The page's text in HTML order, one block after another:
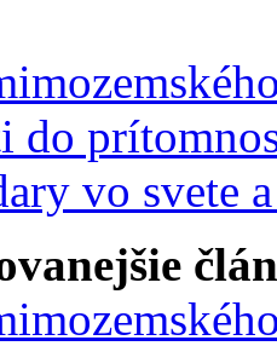
do
vo svete